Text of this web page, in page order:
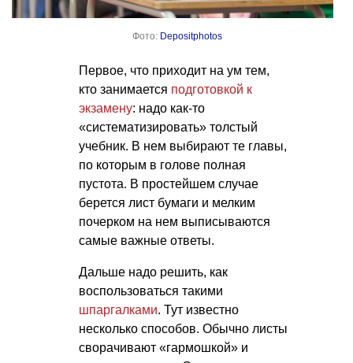
Фото: Depositphotos
Первое, что приходит на ум тем,
кто занимается подготовкой к
экзамену: надо как-то
«систематизировать» толстый
учебник. В нем выбирают те главы,
по которым в голове полная
пустота. В простейшем случае
берется лист бумаги и мелким
почерком на нем выписываются
самые важные ответы.
Дальше надо решить, как
воспользоваться такими
шпаргалками. Тут известно
несколько способов. Обычно листы
сворачивают «гармошкой» и